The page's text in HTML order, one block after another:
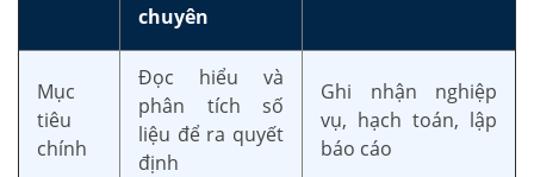
chuyên
Mục
tiêu
chính
Đọc hiểu và
phân tích số
liệu để ra quyết
định
Ghi nhận nghiệp
vụ, hạch toán, lập
báo cáo